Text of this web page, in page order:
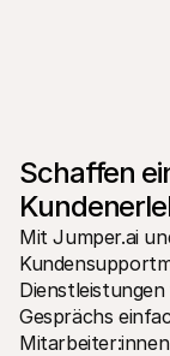
Schaffen
Mit Jumper.ai
Gesprächs